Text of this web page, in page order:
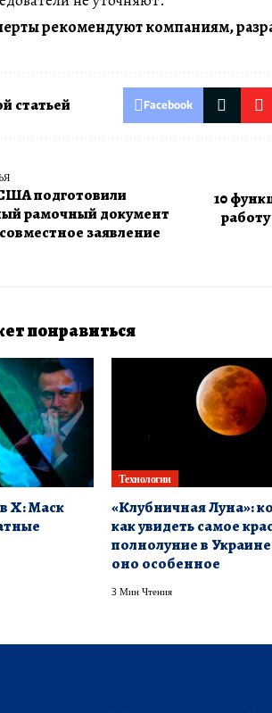
рекомендуют компаниям,
статьей Facebook
подготовили
рамочный документ
заявление
10
понравиться
X: Маск
Технологии
«Клубничная Луна»:
как увидеть самое
полнолуние в
оно особенное
3 Мин Чтения